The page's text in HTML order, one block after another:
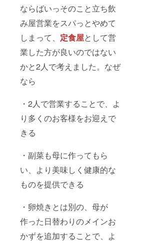
ならばいっそのこと立ち飲
み屋営業をスパっとやめて
しまって、 定食屋として営
業した方が良いのではない
かと2人で考えました。なぜ
なら
・2人で営業することで、よ
り多くのお客様をお迎えで
きる
・副菜も母に作ってもら
い、より美味しく健康的な
ものを提供できる
・卵焼きとは別の、母が
作った日替わりのメインお
かずを追加することで、よ